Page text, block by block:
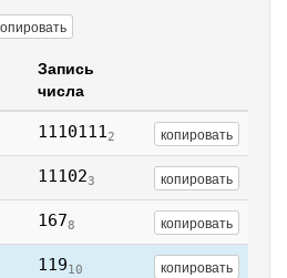
Запись
числа
11101112 копировать
111023 копировать
1678 копировать
11910 копировать